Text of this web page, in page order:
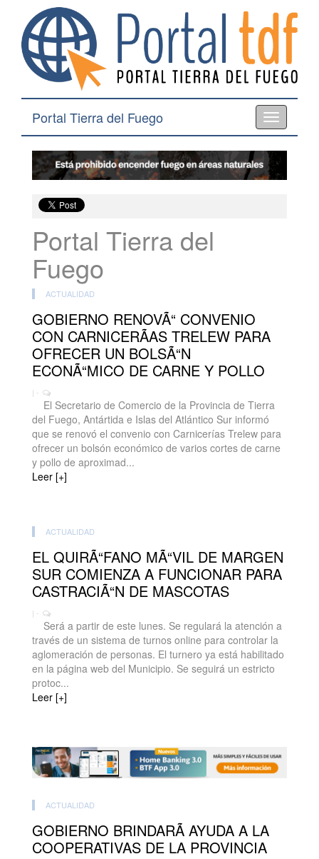
Toggle
navigation
Portal Tierra del Fuego
Portal Tierra del
Fuego
ACTUALIDAD
GOBIERNO RENOVÃ“ CONVENIO
CON CARNICERÃAS TRELEW PARA
OFRECER UN BOLSÃ“N
ECONÃ“MICO DE CARNE Y POLLO
| -
El Secretario de Comercio de la Provincia de Tierra
del Fuego, Antártida e Islas del Atlántico Sur informó
que se renovó el convenio con Carnicerías Trelew para
ofrecer un bolsón económico de varios cortes de carne
y pollo de aproximad...
Leer [+]
ACTUALIDAD
EL QUIRÃ“FANO MÃ“VIL DE MARGEN
SUR COMIENZA A FUNCIONAR PARA
CASTRACIÃ“N DE MASCOTAS
| -
Será a partir de este lunes. Se regulará la atención a
través de un sistema de turnos online para controlar la
aglomeración de personas. El turnero ya está habilitado
en la página web del Municipio. Se seguirá un estricto
protoc...
Leer [+]
ACTUALIDAD
GOBIERNO BRINDARÃ AYUDA A LA
COOPERATIVAS DE LA PROVINCIA